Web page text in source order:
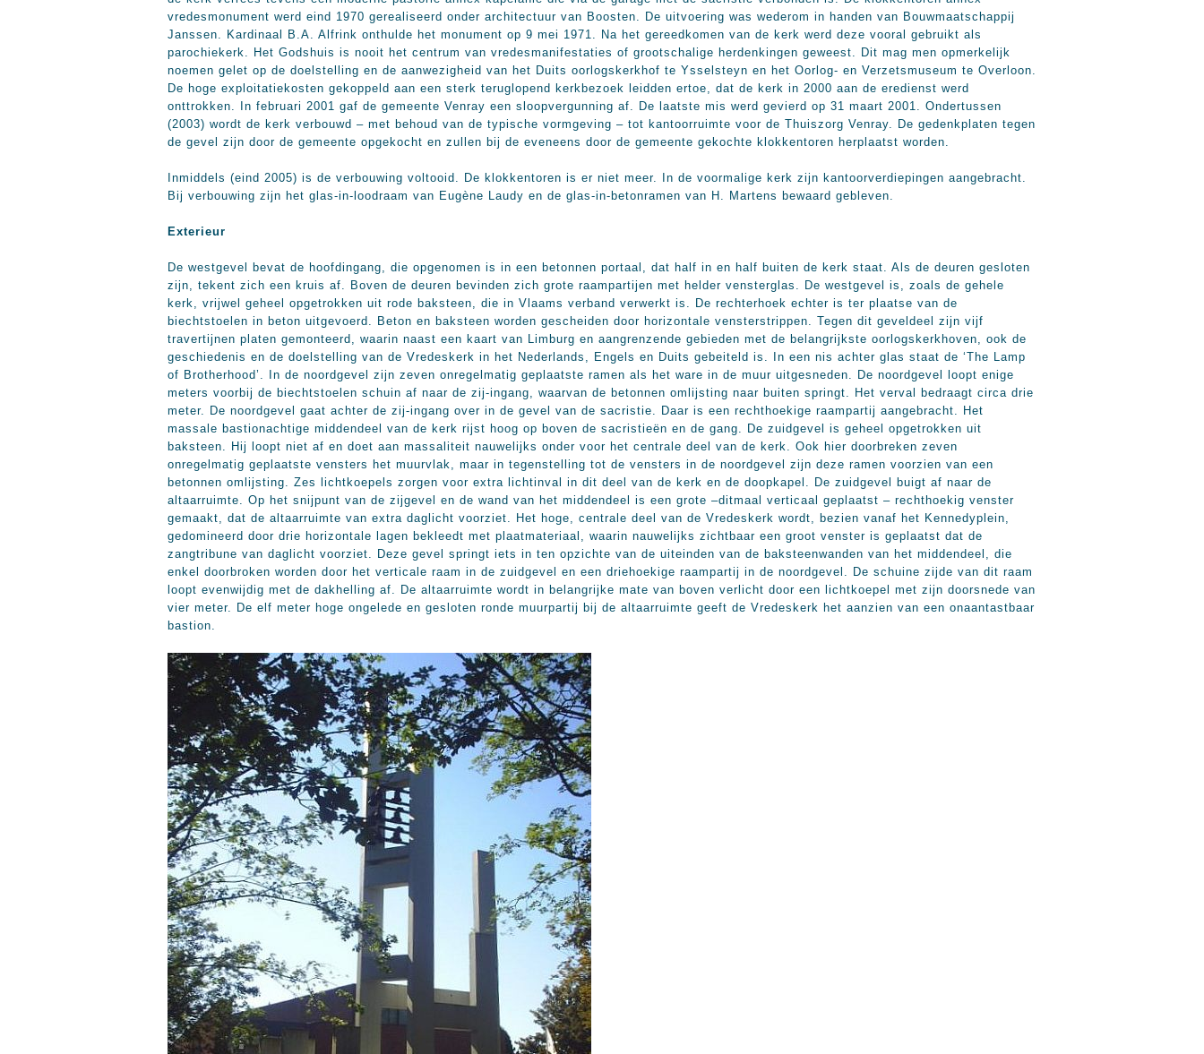
vredesmonument werd eind 1970 gerealiseerd onder architectuur van Boosten. De uitvoering was wederom in handen van Bouwmaatschappij
Janssen. Kardinaal B.A. Alfrink onthulde het monument op 9 mei 1971. Na het gereedkomen van de kerk werd deze vooral gebruikt als
parochiekerk. Het Godshuis is nooit het centrum van vredesmanifestaties of grootschalige herdenkingen geweest. Dit mag men opmerkelijk
noemen gelet op de doelstelling en de aanwezigheid van het Duits oorlogskerkhof te Ysselsteyn en het Oorlog- en Verzetsmuseum te Overloon.
De hoge exploitatiekosten gekoppeld aan een sterk teruglopend kerkbezoek leidden ertoe, dat de kerk in 2000 aan de eredienst werd
onttrokken. In februari 2001 gaf de gemeente Venray een sloopvergunning af. De laatste mis werd gevierd op 31 maart 2001. Ondertussen
(2003) wordt de kerk verbouwd – met behoud van de typische vormgeving – tot kantoorruimte voor de Thuiszorg Venray. De gedenkplaten tegen
de gevel zijn door de gemeente opgekocht en zullen bij de eveneens door de gemeente gekochte klokkentoren herplaatst worden.
Inmiddels (eind 2005) is de verbouwing voltooid. De klokkentoren is er niet meer. In de voormalige kerk zijn kantoorverdiepingen aangebracht.
Bij verbouwing zijn het glas-in-loodraam van Eugène Laudy en de glas-in-betonramen van H. Martens bewaard gebleven.
Exterieur
De westgevel bevat de hoofdingang, die opgenomen is in een betonnen portaal, dat half in en half buiten de kerk staat. Als de deuren gesloten
zijn, tekent zich een kruis af. Boven de deuren bevinden zich grote raampartijen met helder vensterglas. De westgevel is, zoals de gehele
kerk, vrijwel geheel opgetrokken uit rode baksteen, die in Vlaams verband verwerkt is. De rechterhoek echter is ter plaatse van de
biechtstoelen in beton uitgevoerd. Beton en baksteen worden gescheiden door horizontale vensterstrippen. Tegen dit geveldeel zijn vijf
travertijnen platen gemonteerd, waarin naast een kaart van Limburg en aangrenzende gebieden met de belangrijkste oorlogskerkhoven, ook de
geschiedenis en de doelstelling van de Vredeskerk in het Nederlands, Engels en Duits gebeiteld is. In een nis achter glas staat de ‘The Lamp
of Brotherhood’. In de noordgevel zijn zeven onregelmatig geplaatste ramen als het ware in de muur uitgesneden. De noordgevel loopt enige
meters voorbij de biechtstoelen schuin af naar de zij-ingang, waarvan de betonnen omlijsting naar buiten springt. Het verval bedraagt circa drie
meter. De noordgevel gaat achter de zij-ingang over in de gevel van de sacristie. Daar is een rechthoekige raampartij aangebracht. Het
massale bastionachtige middendeel van de kerk rijst hoog op boven de sacristieën en de gang. De zuidgevel is geheel opgetrokken uit
baksteen. Hij loopt niet af en doet aan massaliteit nauwelijks onder voor het centrale deel van de kerk. Ook hier doorbreken zeven
onregelmatig geplaatste vensters het muurvlak, maar in tegenstelling tot de vensters in de noordgevel zijn deze ramen voorzien van een
betonnen omlijsting. Zes lichtkoepels zorgen voor extra lichtinval in dit deel van de kerk en de doopkapel. De zuidgevel buigt af naar de
altaarruimte. Op het snijpunt van de zijgevel en de wand van het middendeel is een grote –ditmaal verticaal geplaatst – rechthoekig venster
gemaakt, dat de altaarruimte van extra daglicht voorziet. Het hoge, centrale deel van de Vredeskerk wordt, bezien vanaf het Kennedyplein,
gedomineerd door drie horizontale lagen bekleedt met plaatmateriaal, waarin nauwelijks zichtbaar een groot venster is geplaatst dat de
zangtribune van daglicht voorziet. Deze gevel springt iets in ten opzichte van de uiteinden van de baksteenwanden van het middendeel, die
enkel doorbroken worden door het verticale raam in de zuidgevel en een driehoekige raampartij in de noordgevel. De schuine zijde van dit raam
loopt evenwijdig met de dakhelling af. De altaarruimte wordt in belangrijke mate van boven verlicht door een lichtkoepel met zijn doorsnede van
vier meter. De elf meter hoge ongelede en gesloten ronde muurpartij bij de altaarruimte geeft de Vredeskerk het aanzien van een onaantastbaar
bastion.